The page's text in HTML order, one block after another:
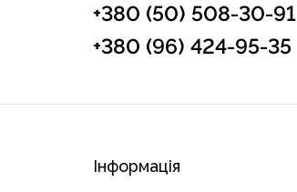
+380 (50) 508-30-91
+380 (96) 424-95-35
Інформація